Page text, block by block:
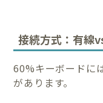
接続方式：有線
60%キーボードに
があります。